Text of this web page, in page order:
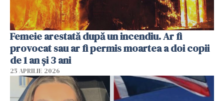
Femeie arestată după un incendiu. Ar fi
provocat sau ar fi permis moartea a doi copii
de 1 an și 3 ani
25 APRILIE 2026